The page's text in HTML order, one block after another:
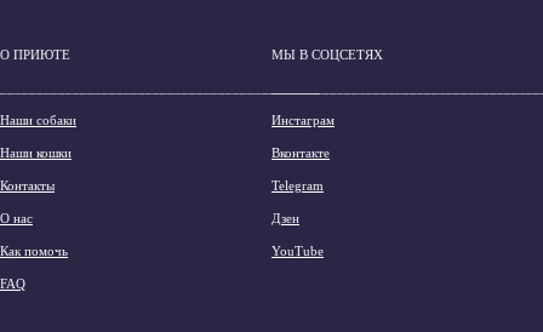
О ПРИЮТЕ
Наши собаки
Наши кошки
Контакты
О нас
Как помочь
FAQ
МЫ В СОЦСЕТЯХ
Инстаграм
Вконтакте
Telegram
Дзен
YouTube